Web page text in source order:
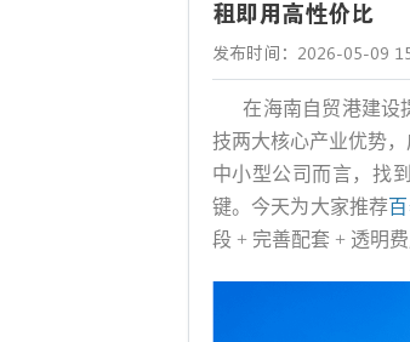
租即用高性价比
发布时间：2026-05-09
在海南自贸港建设
技两大核心产业优势
中小型公司而言，找
键。今天为大家推荐
段 + 完善配套 + 透明